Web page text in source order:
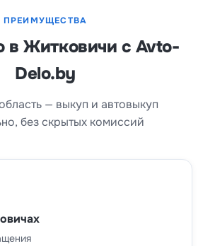
ПРЕИМУЩЕСТВА
в Житковичи с Avto-
Delo.by
— выкуп и автовыкуп
без скрытых комиссий